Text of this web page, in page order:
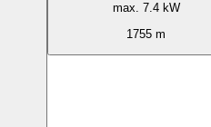
max. 7.4 kW
1755 m